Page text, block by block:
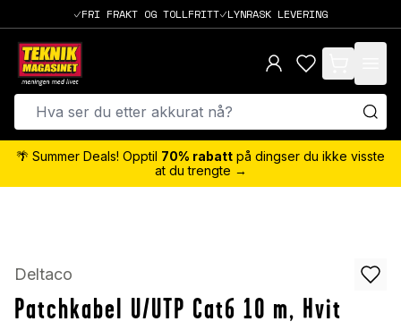
FRI FRAKT OG TOLLFRITT LYNRASK LEVERING
items in cart,
🌴 Summer Deals! Opptil 70% rabatt på dingser du ikke visste
at du trengte →
Deltaco
Patchkabel U/UTP Cat6 10 m, Hvit